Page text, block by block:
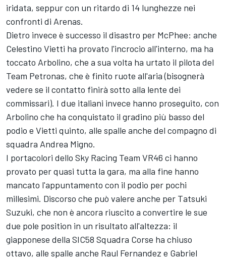
iridata, seppur con un ritardo di 14 lunghezze nei
confronti di Arenas.
Dietro invece è successo il disastro per McPhee: anche
Celestino Vietti ha provato l'incrocio all'interno, ma ha
toccato Arbolino, che a sua volta ha urtato il pilota del
Team Petronas, che è finito ruote all'aria (bisognerà
vedere se il contatto finirà sotto alla lente dei
commissari). I due italiani invece hanno proseguito, con
Arbolino che ha conquistato il gradino più basso del
podio e Vietti quinto, alle spalle anche del compagno di
squadra Andrea Migno.
I portacolori dello Sky Racing Team VR46 ci hanno
provato per quasi tutta la gara, ma alla fine hanno
mancato l'appuntamento con il podio per pochi
millesimi. Discorso che può valere anche per Tatsuki
Suzuki, che non è ancora riuscito a convertire le sue
due pole position in un risultato all'altezza: il
giapponese della SIC58 Squadra Corse ha chiuso
ottavo, alle spalle anche Raul Fernandez e Gabriel